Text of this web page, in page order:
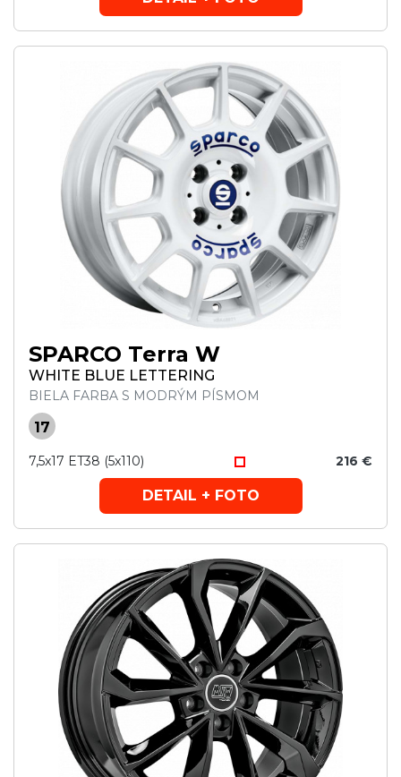
SPARCO Terra W
WHITE BLUE LETTERING
BIELA FARBA S MODRÝM PÍSMOM
17
7,5x17 ET38 (5x110) 216 €
DETAIL + FOTO